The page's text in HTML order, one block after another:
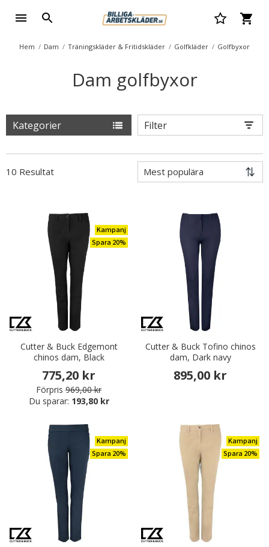
Hem Dam Träningskläder & Fritidskläder Golfkläder Golfbyxor
Dam golfbyxor
Kategorier Filter
10 Resultat
Kampanj
Spara 20%
Cutter & Buck Edgemont
chinos dam, Black
775,20 kr
Förpris 969,00 kr
Du sparar: 193,80 kr
Cutter & Buck Tofino chinos
dam, Dark navy
895,00 kr
Kampanj
Spara 20%
Kampanj
Spara 20%